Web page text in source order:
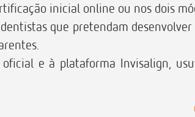
inicial online ou nos dois
que pretendam
e à plataforma Invisalign,